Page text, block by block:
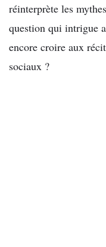
réinterprète les
question qui intrigue
encore croire aux
sociaux ?